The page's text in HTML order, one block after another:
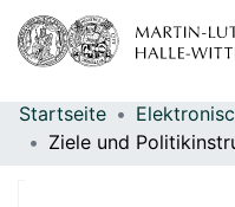
Bereiche & Sammlungen
Startseite